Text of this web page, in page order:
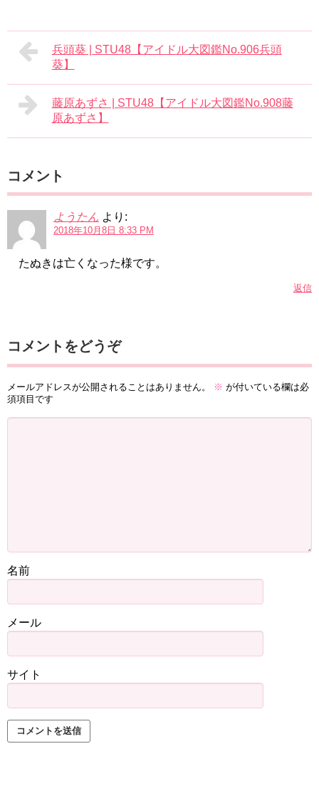
兵頭葵 | STU48【アイドル大図鑑No.906兵頭
葵】
藤原あずさ | STU48【アイドル大図鑑No.908藤
原あずさ】
コメント
ようたん より:
2018年10月8日 8:33 PM
たぬきは亡くなった様です。
返信
コメントをどうぞ
メールアドレスが公開されることはありません。 ※ が付いている欄は必
須項目です
名前
メール
サイト